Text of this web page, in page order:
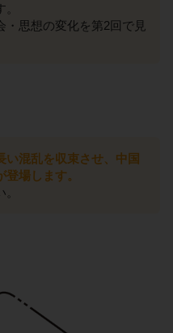
・思想の変化を第2回で見
い混乱を収束させ、中国
場します。